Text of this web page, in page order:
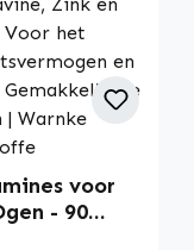
voor
- 90